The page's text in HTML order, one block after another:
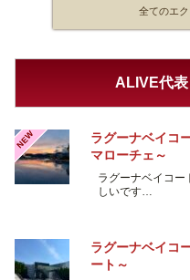
全てのエ
ALIVE代
NEW
ラグーナベイコ
マローチェ～
ラグーナベイコー
しいです…
ラグーナベイコ
ート～